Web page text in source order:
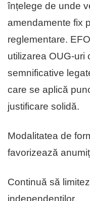
înțelege de unde
amendamente fix
reglementare.
utilizarea OUG-uri
semnificative
care se aplică
justificare solidă.
Modalitatea de
favorizează
Continuă să
independenților.